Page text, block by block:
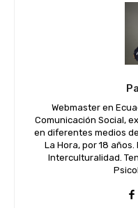
Webmaster en
Comunicación Social,
en diferentes medios
La Hora, por 18
Interculturalidad.